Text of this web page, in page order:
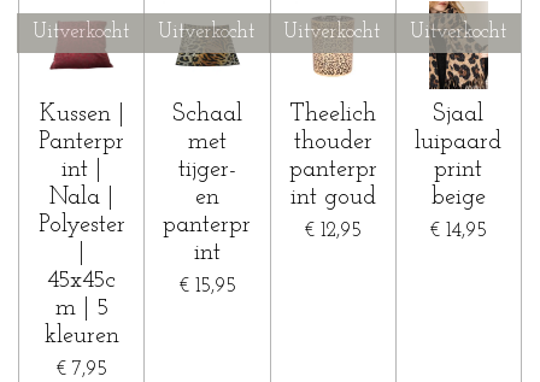
Uitverkocht
Kussen |
Panterpr
int |
Nala |
Polyester
45x45c
m | 5
kleuren
€ 7,95
Uitverkocht
Schaal
met
tijger-
en
panterpr
int
€ 15,95
Uitverkocht
Theelich
thouder
panterpr
int goud
€ 12,95
Uitverkocht
Sjaal
luipaard
print
beige
€ 14,95